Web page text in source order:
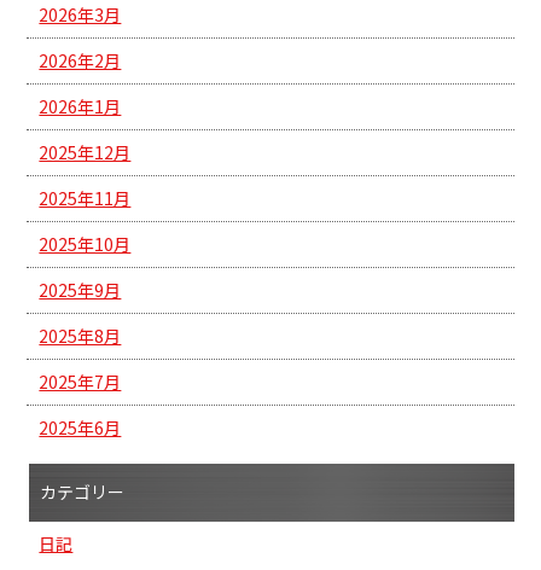
2026年3月
2026年2月
2026年1月
2025年12月
2025年11月
2025年10月
2025年9月
2025年8月
2025年7月
2025年6月
カテゴリー
日記